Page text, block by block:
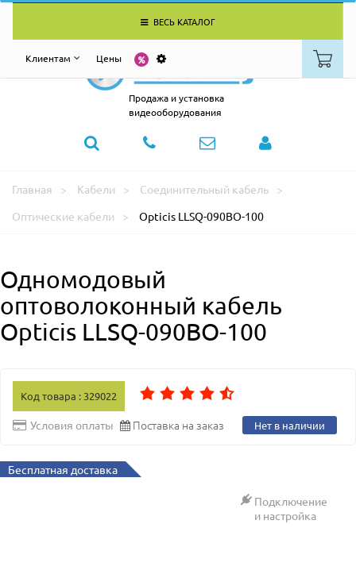
ВЕСЬ КАТАЛОГ
Клиентам Цены
Продажа и установка
видеооборудования
Главная Кабели
Соединительный кабель
Оптические кабели
Opticis LLSQ-090BO-100
Одномодовый
оптоволоконный кабель
Opticis LLSQ-090BO-100
Код товара : 329022
Условия оплаты Поставка на заказ Нет в наличии
Бесплатная доставка
Подключение
и настройка